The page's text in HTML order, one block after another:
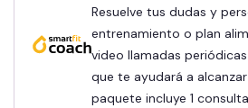
Resuelve tus dudas y
entrenamiento o plan
video llamadas
que te ayudará a
paquete incluye 1